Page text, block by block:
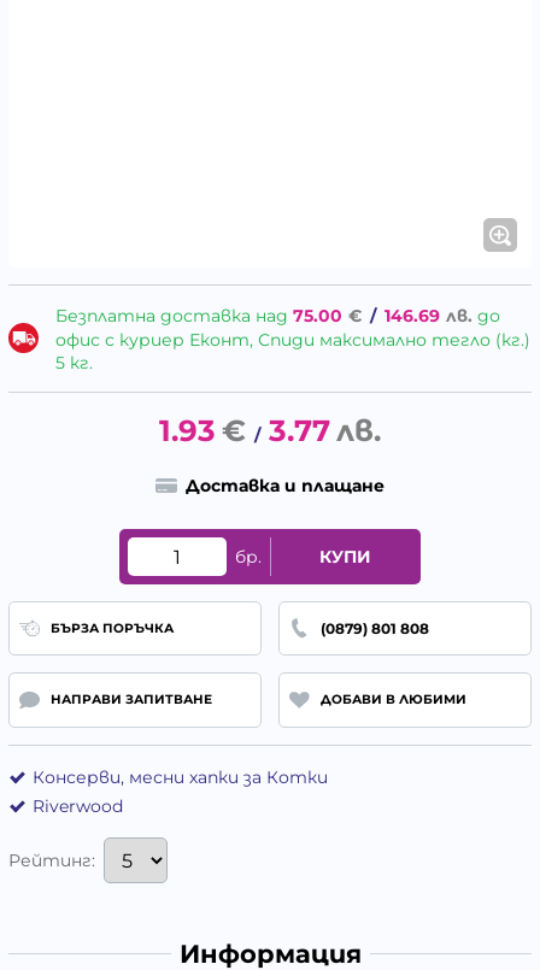
Безплатна доставка над 75.00 € / 146.69 лв. до
офис с куриер Еконт, Спиди максимално тегло (кг.)
5 кг.
1.93 € / 3.77лв.
Доставка и плащане
бр. КУПИ
БЪРЗА ПОРЪЧКА (0879) 801 808
НАПРАВИ ЗАПИТВАНЕ ДОБАВИ В ЛЮБИМИ
Консерви, месни хапки за Котки
Riverwood
Рейтинг:
Информация